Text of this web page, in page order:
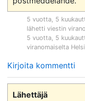
5 vuotta, 5
lähetti viestin
5 vuotta, 5
viranomaiselta
Kirjoita kommentti
Lähettäjä